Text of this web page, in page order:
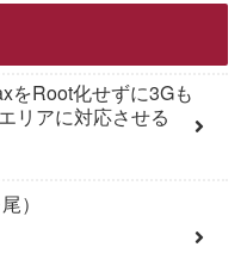
をRoot化せずに3Gも
リアに対応させる
）